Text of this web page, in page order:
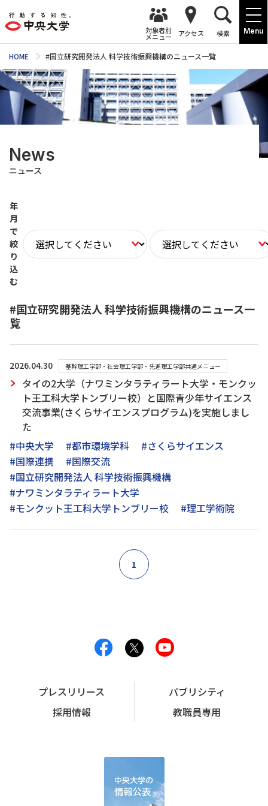
Menu
対象者別
メニュー アクセス 検索
HOME #国立研究開発法人 科学技術振興機構のニュース一覧
News
ニュース
年
月
で
絞
り
込
む
#国立研究開発法人 科学技術振興機構のニュース一
覧
2026.04.30 基幹理工学部・社会理工学部・先進理工学部共通メニュー
タイの2大学（ナワミンタラティラート大学・モンクッ
ト王工科大学トンブリー校）と国際青少年サイエンス
交流事業(さくらサイエンスプログラム)を実施しまし
た
#中央大学
#都市環境学科
#さくらサイエンス
#国際連携
#国際交流
#国立研究開発法人 科学技術振興機構
#ナワミンタラティラート大学
#モンクット王工科大学トンブリー校
#理工学術院
1
プレスリリース
パブリシティ
採用情報
教職員専用